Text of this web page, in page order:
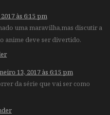
às 6:15 pm
uma maravilha,mas discutir a
anime deve ser divertido.
13, 2017 às 6:15 pm
da série que vai ser como